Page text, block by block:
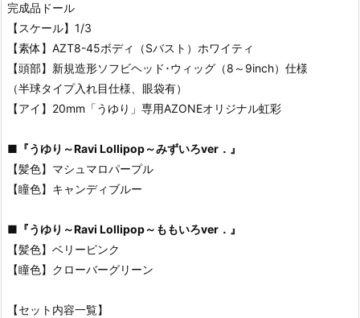
完成品ドール
【スケール】1/3
【素体】AZT8-45ボディ（Sバスト）ホワイティ
【頭部】新規造形ソフビヘッド･ウィッグ（8～9inch）仕様
（半球タイプ入れ目仕様、眼袋有）
【アイ】20mm「うゆり」専用AZONEオリジナル虹彩
■ 『うゆり～Ravi Lollipop～みずいろver．』
【髪色】マシュマロパープル
【瞳色】キャンディブルー
■ 『うゆり～Ravi Lollipop～ももいろver．』
【髪色】ベリーピンク
【瞳色】クローバーグリーン
【セット内容一覧】